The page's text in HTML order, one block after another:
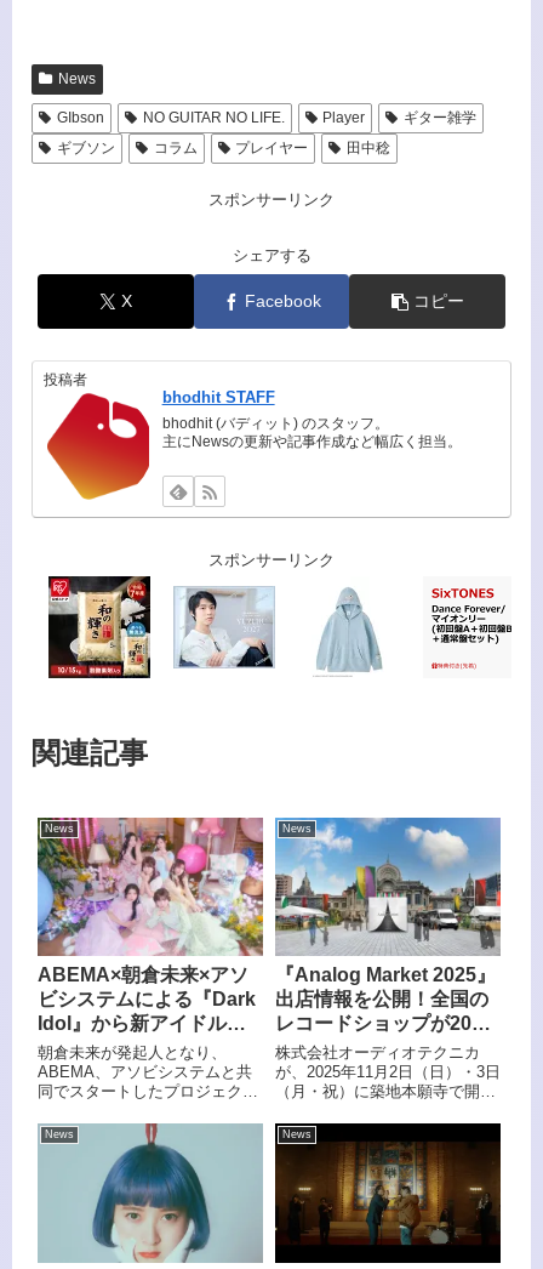
News
GIbson NO GUITAR NO LIFE. Player
ギター雑学
ギブソン
コラム プレイヤー 田中稔
スポンサーリンク
シェアする
X Facebook コピー
投稿者
bhodhit STAFF
bhodhit (バディット) のスタッフ。
主にNewsの更新や記事作成など幅広く担当。
スポンサーリンク
関連記事
News
ABEMA×朝倉未来×アソ
ビシステムによる『Dark
Idol』から新アイドルグ
ループ「Toi Toi Toi」が
誕生！本日4月4日にお披
露目。
朝倉未来が発起人となり、
ABEMA、アソビシステムと共
同でスタートしたプロジェクト
ループ「Toi Toi Toi（トイトイ
トイ）」が誕生する。
News
『Analog Market 2025』
出店情報を公開！全国の
レコードショップが20店
舗集結、Audio-
TechinicaとQuizKnock
が手がけたレコードクイ
ズラリーも開催
株式会社オーディオテクニカ
が、2025年11月2日（日）・3日
（月・祝）に築地本願寺で開催
『Analog Market 2025（アナロ
グマーケット2025）』の出店者
情報をイベント特設サイトで公
開した。
News News